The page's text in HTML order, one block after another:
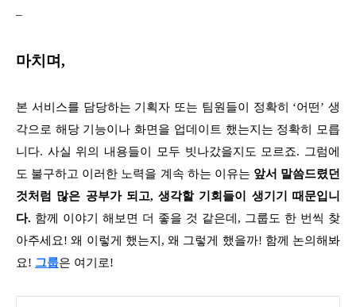
–
마치며,
본 서비스를 담당하는 기획자 또는 팀원들이 정확히 ‘어떤’ 생
각으로 해당 기능이나 화면을 업데이트 했는지는 정확히 모릅
니다. 사실 위의 내용들이 모두 빗나갔을지도 모르죠. 그럼에
도 불구하고 이러한 노력을 계속 하는 이유는 앞서 말씀드렸던
것처럼 많은 공부가 되고, 생각할 기회들이 생기기 때문입니
다. 함께 이야기 해보면 더 좋을 것 같은데, 그룹도 한 번씩 찾
아주세요! 왜 이렇게 했는지, 왜 그렇게 했을까! 함께 논의해봐
요! 그룹은 여기로!